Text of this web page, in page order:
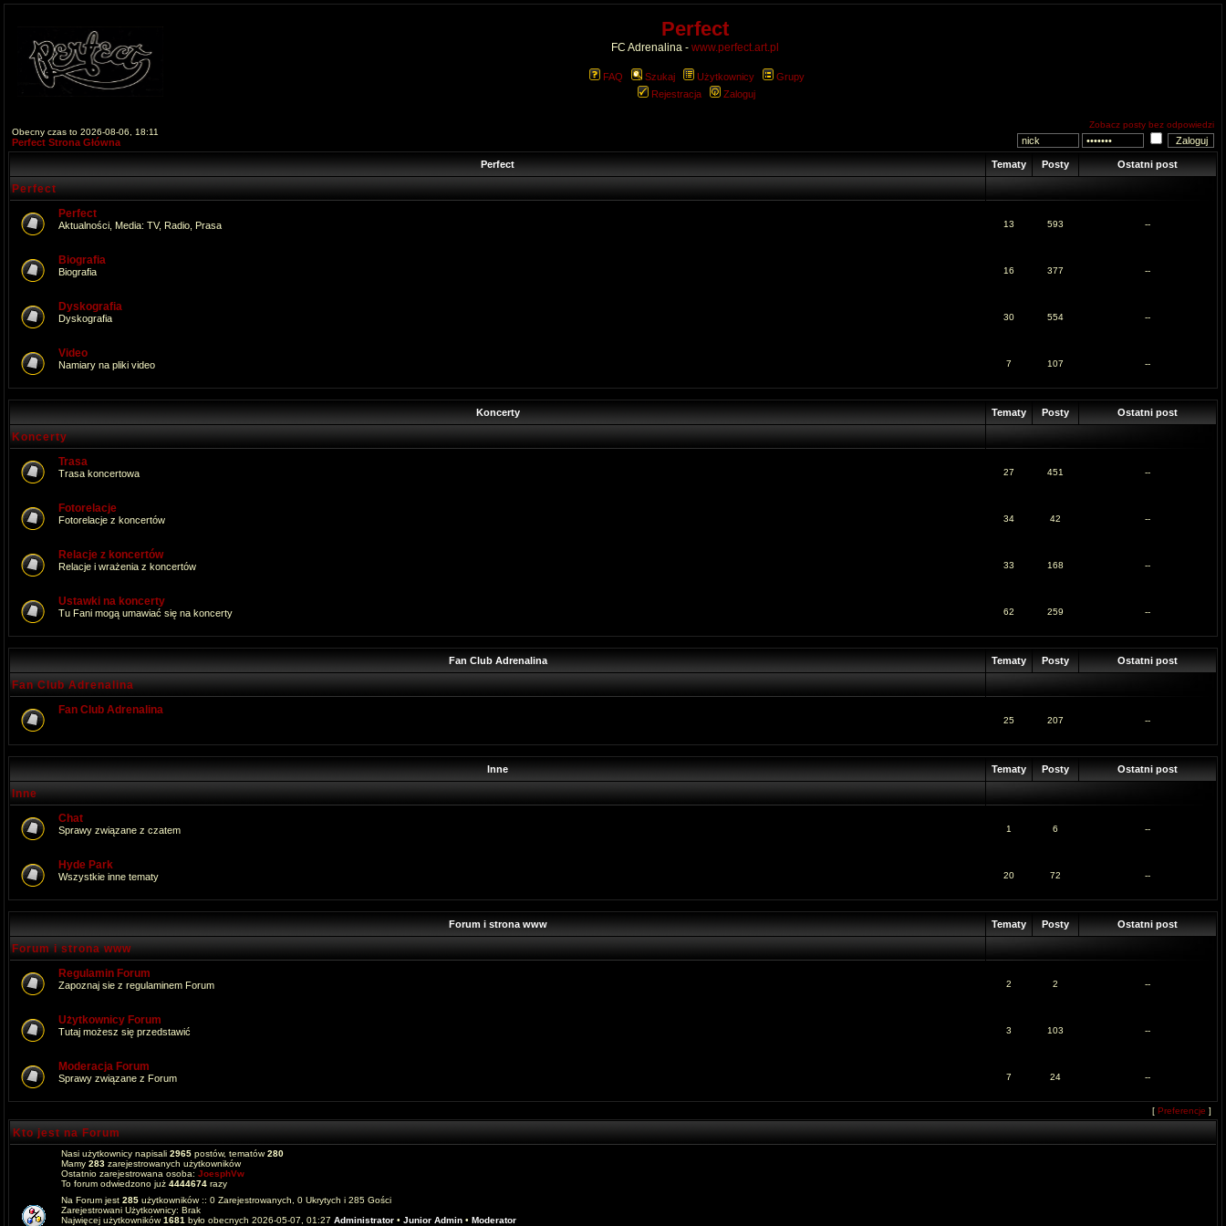
Perfect
FC Adrenalina - www.perfect.art.pl
FAQ Szukaj Użytkownicy
Grupy
Rejestracja
Zaloguj
Obecny czas to 2026-08-06, 18:11
Perfect Strona Główna
Zobacz posty bez odpowiedzi
Perfect Tematy Posty Ostatni post
Perfect
Perfect
Aktualności, Media: TV, Radio, Prasa 13 593 --
Biografia
Biografia 16 377 --
Dyskografia
Dyskografia 30 554 --
Video
Namiary na pliki video 7 107 --
Koncerty Tematy Posty Ostatni post
Koncerty
Trasa
Trasa koncertowa 27 451 --
Fotorelacje
Fotorelacje z koncertów 34 42 --
Relacje z koncertów
Relacje i wrażenia z koncertów 33 168 --
Ustawki na koncerty
Tu Fani mogą umawiać się na koncerty 62 259 --
Fan Club Adrenalina Tematy Posty Ostatni post
Fan Club Adrenalina
Fan Club Adrenalina
25 207 --
Inne Tematy Posty Ostatni post
Inne
Chat
Sprawy związane z czatem 1 6 --
Hyde Park
Wszystkie inne tematy 20 72 --
Forum i strona www Tematy Posty Ostatni post
Forum i strona www
Regulamin Forum
Zapoznaj sie z regulaminem Forum 2 2 --
Użytkownicy Forum
Tutaj możesz się przedstawić 3 103 --
Moderacja Forum
Sprawy związane z Forum 7 24 --
[ Preferencje ]
Kto jest na Forum
Nasi użytkownicy napisali 2965 postów, tematów280
Mamy 283 zarejestrowanych użytkowników
Ostatnio zarejestrowana osoba: JoesphVw
To forum odwiedzono już 4444674 razy
Na Forum jest 285 użytkowników :: 0 Zarejestrowanych, 0 Ukrytych i 285 Gości
Zarejestrowani Użytkownicy: Brak
Najwięcej użytkowników1681 było obecnych 2026-05-07, 01:27 Administrator • Junior Admin • Moderator